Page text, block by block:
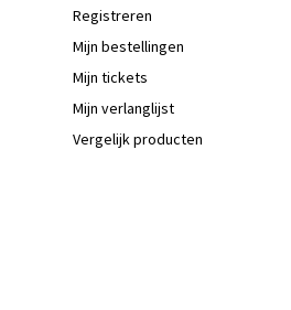
Registreren
Mijn bestellingen
Mijn tickets
Mijn verlanglijst
Vergelijk producten